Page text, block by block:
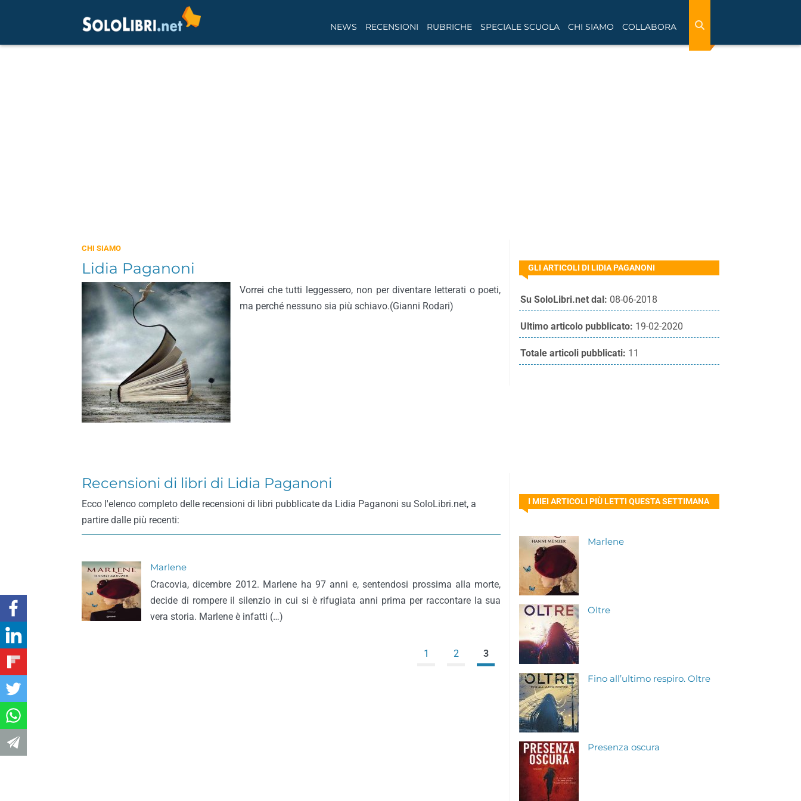
NEWS RECENSIONI RUBRICHE SPECIALE SCUOLA CHI SIAMO COLLABORA
CHI SIAMO
Lidia Paganoni
Vorrei che tutti leggessero, non per diventare letterati o poeti,
ma perché nessuno sia più schiavo.(Gianni Rodari)
GLI ARTICOLI DI LIDIA PAGANONI
Su SoloLibri.net dal: 08-06-2018
Ultimo articolo pubblicato: 19-02-2020
Totale articoli pubblicati: 11
Recensioni di libri di Lidia Paganoni
Ecco l'elenco completo delle recensioni di libri pubblicate da Lidia Paganoni su SoloLibri.net, a
partire dalle più recenti:
Marlene
Cracovia, dicembre 2012. Marlene ha 97 anni e, sentendosi prossima alla morte,
decide di rompere il silenzio in cui si è rifugiata anni prima per raccontare la sua
vera storia. Marlene è infatti (…)
1 2 3
I MIEI ARTICOLI PIÙ LETTI QUESTA SETTIMANA
Marlene
Oltre
Fino all’ultimo respiro. Oltre
Presenza oscura